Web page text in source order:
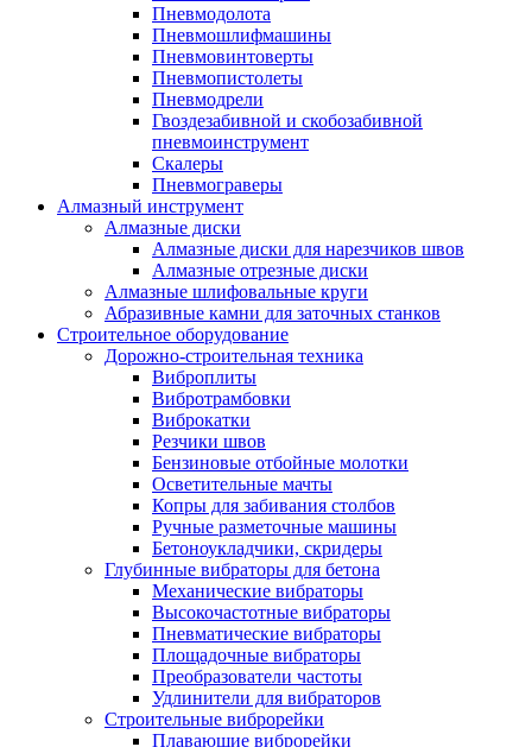
Пневмодолота
Пневмошлифмашины
Пневмовинтоверты
Пневмопистолеты
Пневмодрели
Гвоздезабивной и скобозабивной
пневмоинструмент
Скалеры
Пневмограверы
Алмазный инструмент
Алмазные диски
Алмазные диски для нарезчиков швов
Алмазные отрезные диски
Алмазные шлифовальные круги
Абразивные камни для заточных станков
Строительное оборудование
Дорожно-строительная техника
Виброплиты
Вибротрамбовки
Виброкатки
Резчики швов
Бензиновые отбойные молотки
Осветительные мачты
Копры для забивания столбов
Ручные разметочные машины
Бетоноукладчики, скридеры
Глубинные вибраторы для бетона
Механические вибраторы
Высокочастотные вибраторы
Пневматические вибраторы
Площадочные вибраторы
Преобразователи частоты
Удлинители для вибраторов
Строительные виброрейки
Плавающие виброрейки